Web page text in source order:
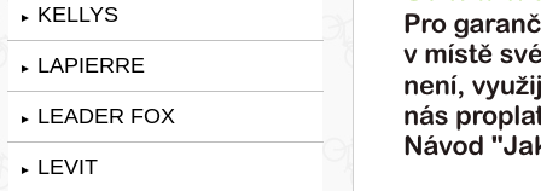
► KELLYS
► LAPIERRE
► LEADER FOX
► LEVIT